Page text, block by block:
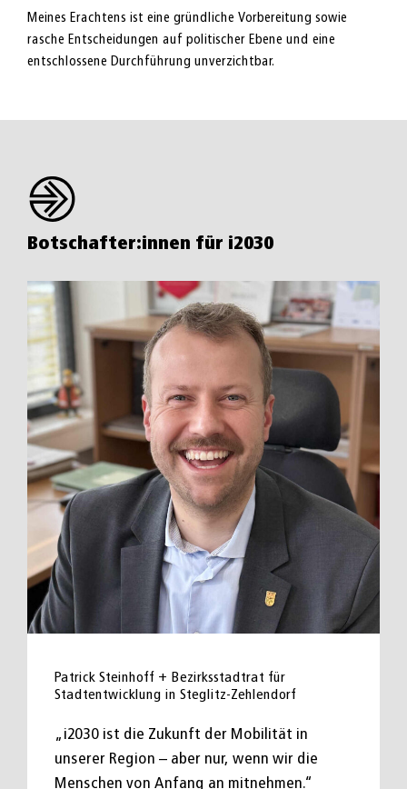
Meines Erachtens ist eine gründliche Vorbereitung sowie
rasche Entscheidungen auf politischer Ebene und eine
entschlossene Durchführung unverzichtbar.
Botschafter:innen für i2030
Patrick Steinhoff + Bezirksstadtrat für
Stadtentwicklung in Steglitz-Zehlendorf
„i2030 ist die Zukunft der Mobilität in
unserer Region – aber nur, wenn wir die
Menschen von Anfang an mitnehmen.“